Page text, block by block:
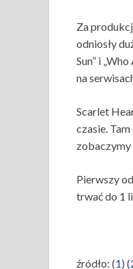
Za
odniosły
Sun” i
na
Scarlet
czasie.
zobaczymy
Pierwszy
trwać do 1
źródło: (1) (